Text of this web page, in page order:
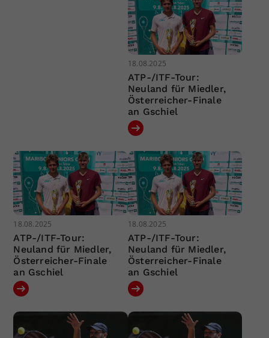
18.08.2025
ATP-/ITF-Tour:
Neuland für Miedler,
Österreicher-Finale
an Gschiel
18.08.2025
ATP-/ITF-Tour:
Neuland für Miedler,
Österreicher-Finale
an Gschiel
18.08.2025
ATP-/ITF-Tour:
Neuland für Miedler,
Österreicher-Finale
an Gschiel